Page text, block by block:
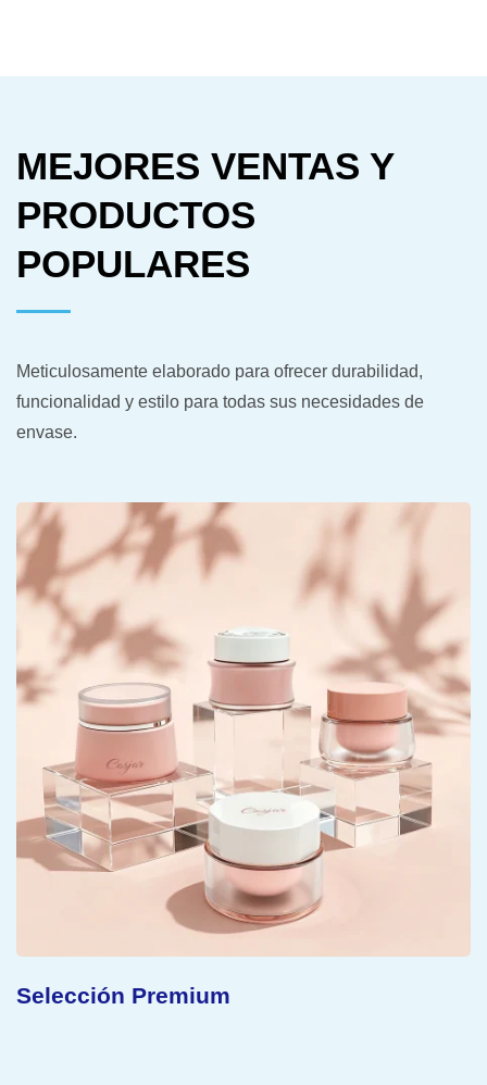
MEJORES VENTAS Y
PRODUCTOS
POPULARES
Meticulosamente elaborado para ofrecer durabilidad,
funcionalidad y estilo para todas sus necesidades de
envase.
Concepto Sostenible